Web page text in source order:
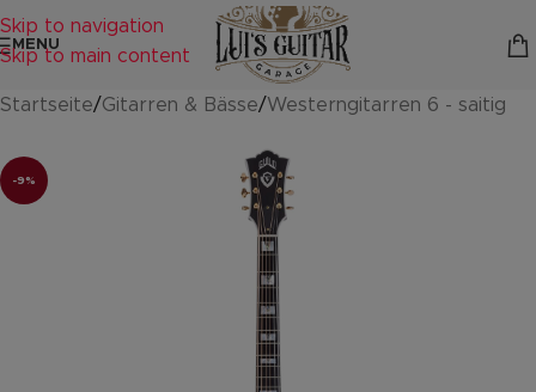
Skip to navigation
Skip to main content
MENU
Startseite/Gitarren & Bässe/Westerngitarren 6 - saitig
-9%